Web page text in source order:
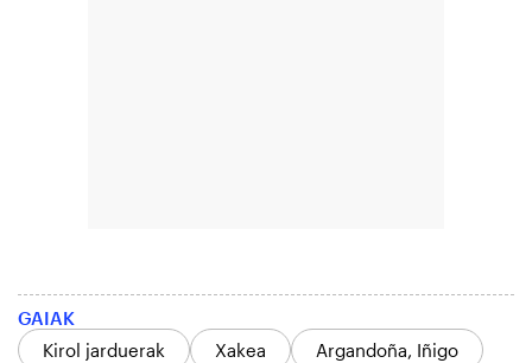
GAIAK
Kirol jarduerak
Xakea
Argandoña, Iñigo